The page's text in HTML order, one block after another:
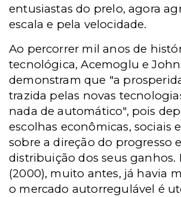
entusiastas do prelo, agora
escala e pela velocidade.
Ao percorrer mil anos de
tecnológica, Acemoglu e
demonstram que "a
trazida pelas novas
nada de automático", pois
escolhas econômicas, sociais
sobre a direção do progresso
distribuição dos seus ganhos.
(2000), muito antes, já havia
o mercado autorregulável é